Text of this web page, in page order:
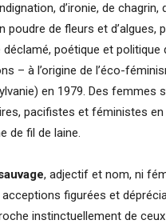
d’ironie, de chagrin,
poudre de fleurs et d’algues,
déclamé, poétique et
– à l’origine de l’éco-
en 1979. Des femmes
pacifistes et féministes
de fil de laine.
, adjectif et nom, ni
figurées et
instinctuellement de